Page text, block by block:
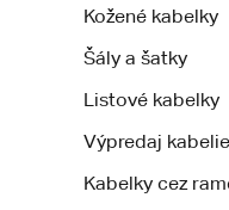
Kožené kabelky
Šály a šatky
Listové kabelky
Výpredaj
Kabelky cez